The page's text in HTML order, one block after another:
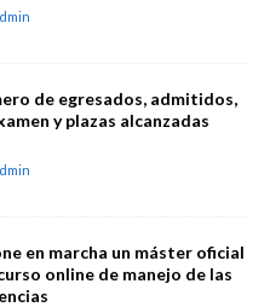
de egresados, admitidos,
y plazas alcanzadas
en marcha un máster oficial
online de manejo de las